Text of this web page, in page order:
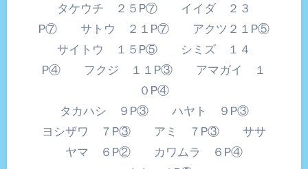
タケウチ ２５P⑦ イイダ ２３
P⑦ サトウ ２１P⑦ アクツ２１P⑤
サイトウ １５P⑤ シミズ １４
P④ フクジ １１P③ アマガイ １
０P④
タカハシ ９P③ ハヤト ９P③
ヨシザワ ７P③ アミ ７P③ ササ
ヤマ ６P② カワムラ ６P④